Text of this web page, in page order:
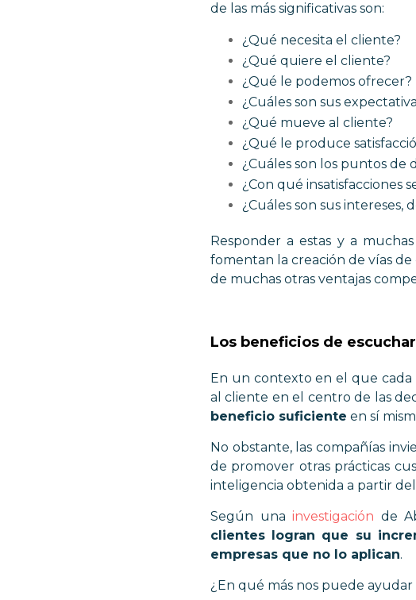
de las más significativas son:
¿Qué necesita el cliente?
¿Qué quiere el cliente?
¿Qué le podemos ofrecer?
¿Cuáles son sus
¿Qué mueve al cliente?
¿Qué le produce
¿Cuáles son los puntos de
¿Con qué insatisfacciones
¿Cuáles son sus intereses,
Responder a estas y a
fomentan la creación de vías
de muchas otras ventajas
Los beneficios de
En un contexto en el que
al cliente en el centro de las
beneficio suficiente en sí
No obstante, las compañías
de promover otras prácticas
inteligencia obtenida a partir del
Según unainvestigación de
clientes logran que su
empresas que no lo aplican.
¿En qué más nos puede